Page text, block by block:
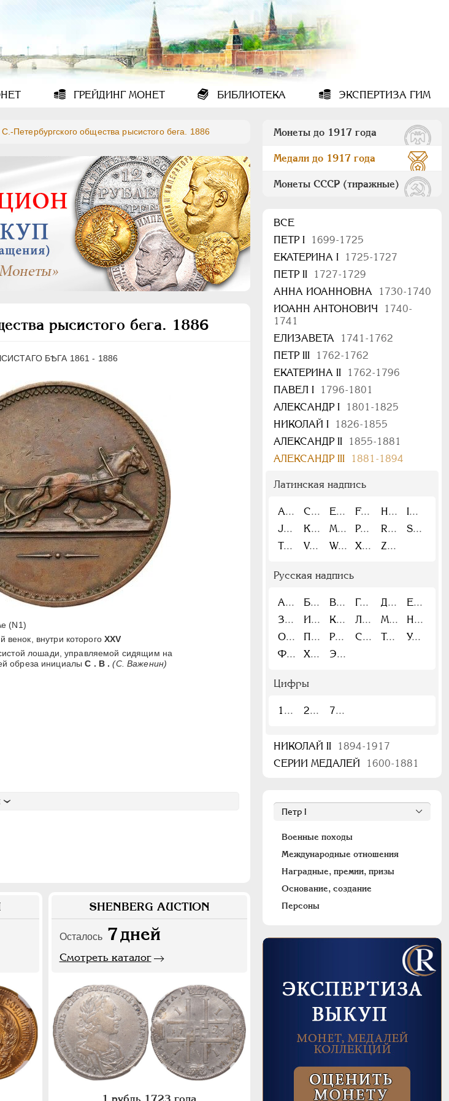
ГРЕЙДИНГМОНЕТ БИБЛИОТЕКА ЭКСПЕРТИЗА ГИМ
Петербургского общества рысистого бега. 1886
рысистого бега. 1886
БѢГА 1861 - 1886
(N1)
венок, внутри которогоXXV
лошади, управляемой сидящим на
обреза инициалыС . В . (С. Важенин)
SHENBERG AUCTION
Осталось 7дней
Смотреть каталог
1 рубль 1723 года
Монеты до 1917 года
Медали до 1917 года
Монеты СССР (тиражные)
ВСЕ
ПEТР I
1699-1725
ЕКАТЕРИНА I
1725-1727
ПЕТР II
1727-1729
АННА ИОАННОВНА
1730-1740
ИОАНН АНТОНОВИЧ
1740-
1741
ЕЛИЗАВЕТА
1741-1762
ПЕТР III
1762-1762
ЕКАТЕРИНА II
1762-1796
ПАВЕЛ I
1796-1801
АЛЕКСАНДР I
1801-1825
НИКОЛАЙ I
1826-1855
АЛЕКСАНДР II
1855-1881
АЛЕКСАНДР III
1881-1894
Латинская надпись
A C E F H
I
J
K M P R
S
T
V W X Z
Русская надпись
А Б В Г Д
Е
З
И К Л М
Н
О
П Р С Т
У
Ф
Х Э
Цифры
1 2 7
НИКОЛАЙ II
1894-1917
СЕРИИ МЕДАЛЕЙ
1600-1881
Военные походы
Международные отношения
Наградные, премии, призы
Основание, создание
Персоны